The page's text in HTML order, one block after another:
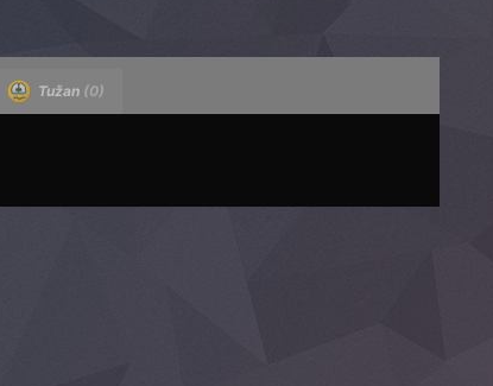
Tužan (0)